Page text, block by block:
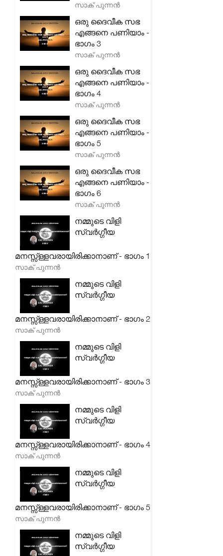
സാക് പുന്നൻ
ഒരു ദൈവീക സഭ
എങ്ങനെ പണിയാം -
ഭാഗം 3
സാക് പുന്നൻ
ഒരു ദൈവീക സഭ
എങ്ങനെ പണിയാം -
ഭാഗം 4
സാക് പുന്നൻ
ഒരു ദൈവീക സഭ
എങ്ങനെ പണിയാം -
ഭാഗം 5
സാക് പുന്നൻ
ഒരു ദൈവീക സഭ
എങ്ങനെ പണിയാം -
ഭാഗം 6
സാക് പുന്നൻ
നമ്മുടെ വിളി
സ്വർഗ്ഗീയ
മനസ്സ്ള്ളവരായിരിക്കാനാണ് - ഭാഗം 1
സാക് പുന്നൻ
നമ്മുടെ വിളി
സ്വർഗ്ഗീയ
മനസ്സ്ള്ളവരായിരിക്കാനാണ് - ഭാഗം 2
സാക് പുന്നൻ
നമ്മുടെ വിളി
സ്വർഗ്ഗീയ
മനസ്സ്ള്ളവരായിരിക്കാനാണ് - ഭാഗം 3
സാക് പുന്നൻ
നമ്മുടെ വിളി
സ്വർഗ്ഗീയ
മനസ്സ്ള്ളവരായിരിക്കാനാണ് - ഭാഗം 4
സാക് പുന്നൻ
നമ്മുടെ വിളി
സ്വർഗ്ഗീയ
മനസ്സ്ള്ളവരായിരിക്കാനാണ് - ഭാഗം 5
സാക് പുന്നൻ
നമ്മുടെ വിളി
സ്വർഗ്ഗീയ